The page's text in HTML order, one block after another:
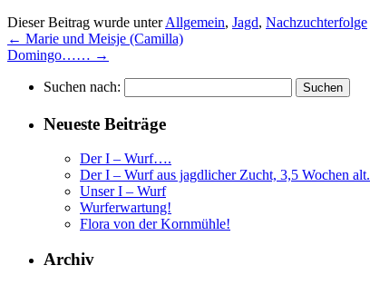
Dieser Beitrag wurde unterAllgemein, Jagd, Nachzuchterfolge
← Marie und Meisje (Camilla)
Domingo…… →
Suchen nach:
Neueste Beiträge
Der I – Wurf….
Der I – Wurf aus jagdlicher Zucht, 3,5 Wochen alt.
Unser I – Wurf
Wurferwartung!
Flora von der Kornmühle!
Archiv